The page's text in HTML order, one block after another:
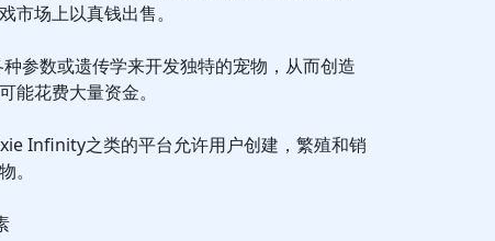
市场上以真钱出售。
参数或遗传学来开发独特的宠物，从而创造
能花费大量资金。
Infinity之类的平台允许用户创建，繁殖和销
。